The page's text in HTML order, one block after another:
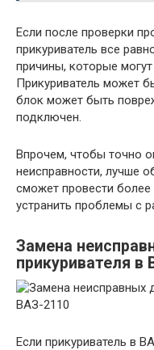
Если после проверки
прикуриватель все
причины, которые
Прикуриватель может
блок может быть
подключен.
Впрочем, чтобы точно
неисправности, лучше
сможет провести более
устранить проблемы с
Замена
прикуривателя в
Если прикуриватель в